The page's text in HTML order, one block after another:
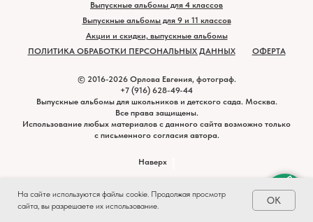
На сайте используются файлы cookie. Продолжая просмотр
сайта, вы разрешаете их использование.
OK
Выпускные альбомы для 4 классов
Выпускные альбомы для 9 и 11 классов
Акции и скидки, выпускные альбомы
ПОЛИТИКА ОБРАБОТКИ ПЕРСОНАЛЬНЫХ ДАННЫХ
ОФЕРТА
© 2016-2026 Орлова Евгения, фотограф.
+7 (916) 628-49-44
Выпускные альбомы для школьников и детского сада. Москва.
Все права защищены.
Использование любых материалов с данного сайта возможно только
с письменного согласия автора.
Наверх